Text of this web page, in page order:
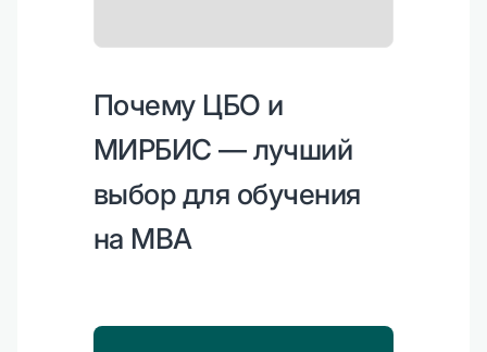
Почему ЦБО и
МИРБИС — лучший
выбор для обучения
на MBA